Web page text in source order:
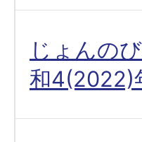
じょんの
和4(2022)